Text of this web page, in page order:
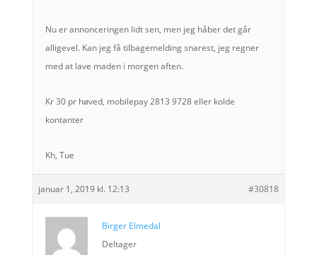
Nu er annonceringen lidt sen, men jeg håber det går
alligevel. Kan jeg få tilbagemelding snarest, jeg regner
med at lave maden i morgen aften.
Kr 30 pr høved, mobilepay 2813 9728 eller kolde
kontanter
Kh, Tue
januar 1, 2019 kl. 12:13 #30818
Birger Elmedal
Deltager